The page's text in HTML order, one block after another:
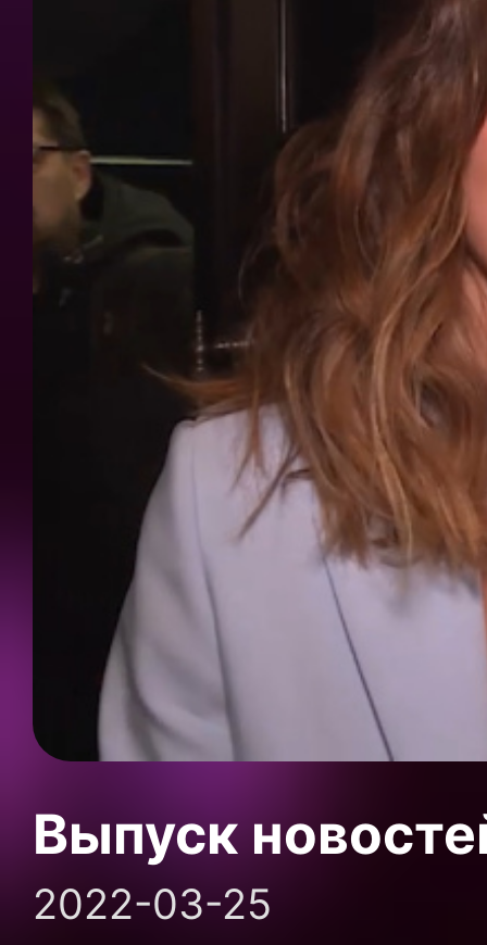
Выпуск
2022-03-25